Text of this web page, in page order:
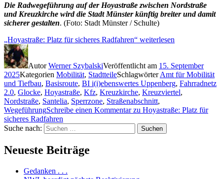
Die Radwegeführung auf der Hoyastraße zwischen Nordstraße
und Kreuzkirche wird die Stadt Münster künftig breiter und damit
sicherer gestalten. (Foto: Stadt Münster / Schulte)
„Hoyastraße: Platz für sicheres Radfahren“ weiterlesen
AutorWerner SzybalskiVeröffentlicht am 15. September
2025Kategorien Mobilität, StadtteileSchlagwörterAmt für Mobilität
und Tiefbau, Basisroute, BI i(i)ebenswertes Uppenberg, Fahrradnetz
2.0, Glocke, Hoyastraße, Kfz, Kreuzkirche, Kreuzviertel,
Nordstraße, Santelia, Sperrzone, Straßenabschnitt,
WegeführungSchreibe einen Kommentarzu Hoyastraße: Platz für
sicheres Radfahren
Suche nach:
Suchen
Neueste Beiträge
Gedanken . . .